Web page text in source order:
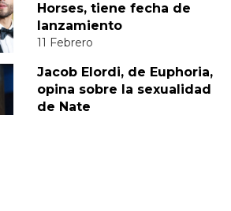
Horses, tiene fecha de
lanzamiento
11 Febrero
Jacob Elordi, de Euphoria,
opina sobre la sexualidad
de Nate